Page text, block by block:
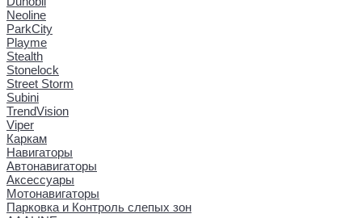
Neoline
ParkCity
Playme
Stealth
Stonelock
Street Storm
Subini
TrendVision
Viper
Каркам
Навигаторы
Автонавигаторы
Аксессуары
Мотонавигаторы
Парковка и Контроль слепых зон